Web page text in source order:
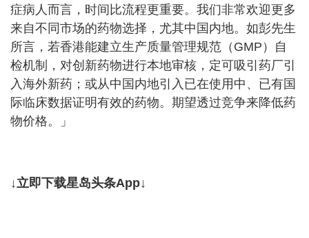
症病人而言，时间比流程更重要。我们非常欢迎更多
来自不同市场的药物选择，尤其中国内地。如彭先生
所言，若香港能建立生产质量管理规范（GMP）自
检机制，对创新药物进行本地审核，定可吸引药厂引
入海外新药；或从中国内地引入已在使用中、已有国
际临床数据证明有效的药物。期望透过竞争来降低药
物价格。」
↓立即下载星岛头条App↓